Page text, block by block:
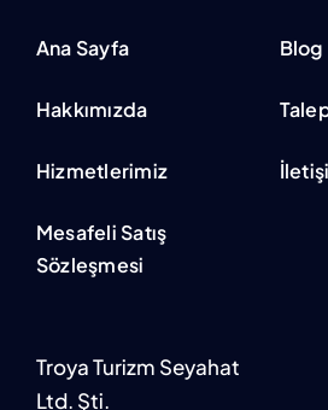
Ana Sayfa
Hakkımızda
Hizmetlerimiz
Mesafeli Satış
Sözleşmesi
Blog
Troya Turizm Seyahat
Ltd. Şti.